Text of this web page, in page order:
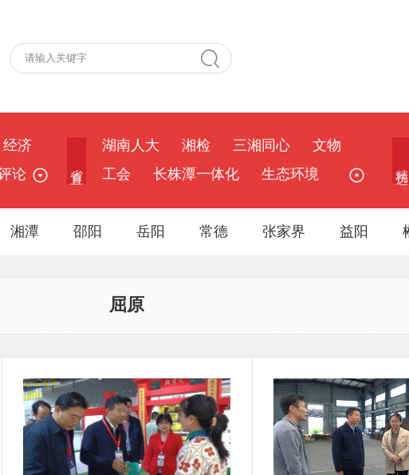
经济
论
湖南人大 湘检 三湘同心
文物
工会
长株潭一体化 生态环境
湘潭 邵阳 岳阳 常德 张家界 益阳
屈原